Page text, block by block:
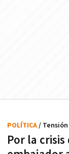
Por la
POLÍTICA/